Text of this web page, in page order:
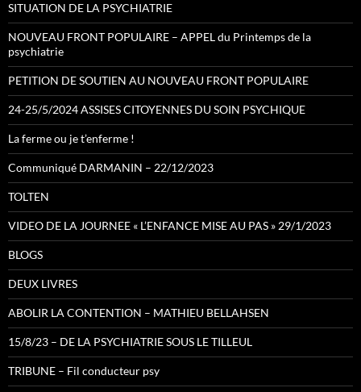
SITUATION DE LA PSYCHIATRIE
NOUVEAU FRONT POPULAIRE – APPEL du Printemps de la
psychiatrie
PETITION DE SOUTIEN AU NOUVEAU FRONT POPULAIRE
24-25/5/2024 ASSISES CITOYENNES DU SOIN PSYCHIQUE
La ferme ou je t’enferme !
Communiqué DARMANIN – 22/12/2023
TOLTEN
VIDEO DE LA JOURNEE « L’ENFANCE MISE AU PAS » 29/1/2023
BLOGS
DEUX LIVRES
ABOLIR LA CONTENTION – MATHIEU BELLAHSEN
15/8/23 – DE LA PSYCHIATRIE SOUS LE TILLEUL
TRIBUNE – Fil conducteur psy